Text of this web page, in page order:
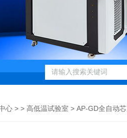
心 > > 高低温试验室 > AP-GD全自动